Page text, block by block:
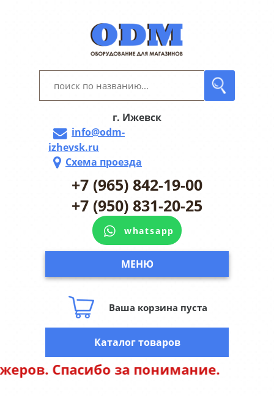
г. Ижевск
info@odm-
izhevsk.ru
Схема проезда
+7 (965) 842-19-00
+7 (950) 831-20-25
whatsapp
МЕНЮ
Ваша корзина пуста
Каталог товаров